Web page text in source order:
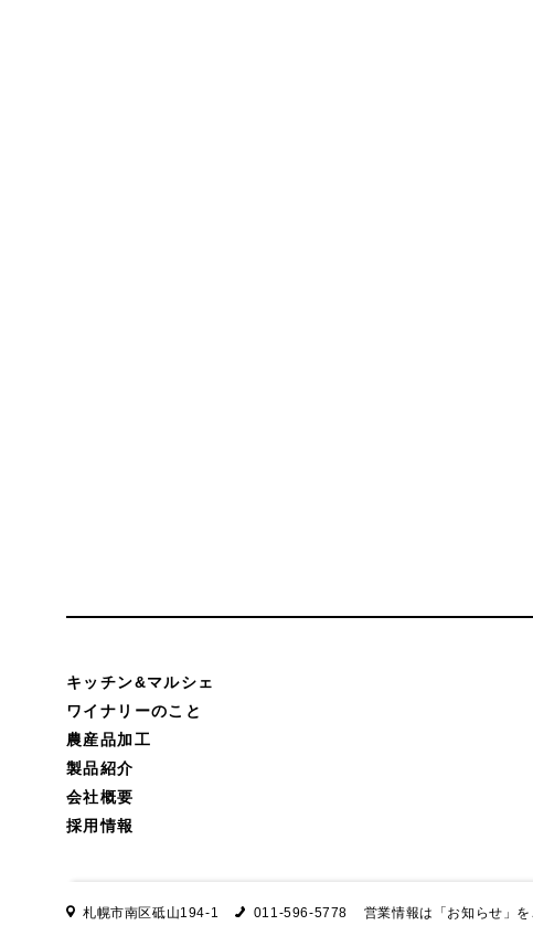
札幌市南区砥山194-1 011-596-5778 営業情報は 「お知らせ」
キッチン&マルシェ
ワイナリーのこと
農産品加工
製品紹介
会社概要
採用情報